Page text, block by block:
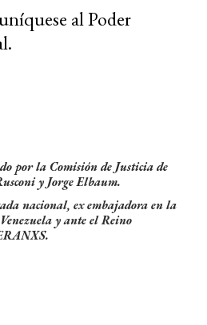
al Poder
por la Comisión de Justicia de
y Jorge Elbaum.
nacional, ex embajadora en la
y ante el Reino